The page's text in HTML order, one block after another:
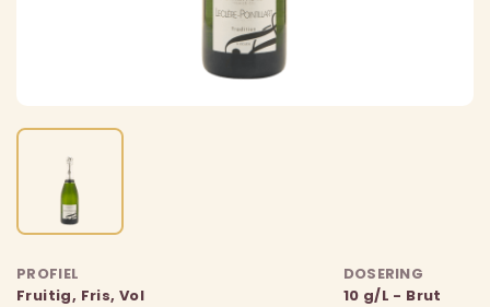
PROFIEL
Fruitig, Fris, Vol
DOSERING
10 g/L - Brut